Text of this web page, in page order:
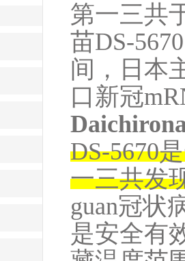
第一三共
苗DS-5670
间，日本
口新冠
DS-5670
一三共发
guan冠状
是安全有